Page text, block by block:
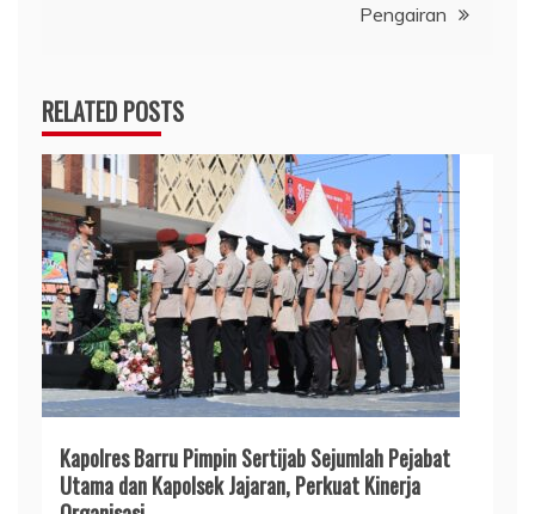
Pengairan
RELATED POSTS
Kapolres Barru Pimpin Sertijab Sejumlah Pejabat
Utama dan Kapolsek Jajaran, Perkuat Kinerja